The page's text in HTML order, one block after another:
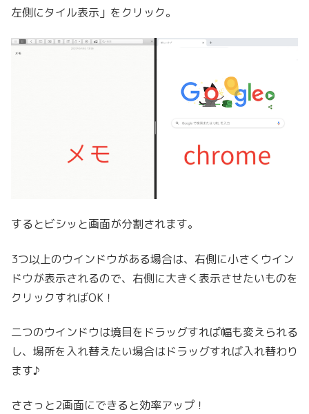
左側にタイル表示」をクリック。
するとビシッと画面が分割されます。
3つ以上のウインドウがある場合は、右側に小さくウイン
ドウが表示されるので、右側に大きく表示させたいものを
クリックすればOK！
二つのウインドウは境目をドラッグすれば幅も変えられる
し、場所を入れ替えたい場合はドラッグすれば入れ替わり
ます♪
ささっと2画面にできると効率アップ！